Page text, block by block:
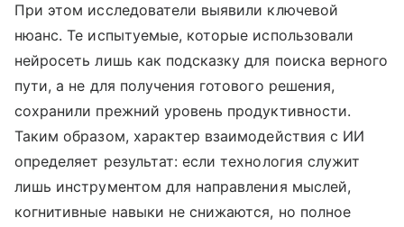
При этом исследователи выявили ключевой
нюанс. Те испытуемые, которые использовали
нейросеть лишь как подсказку для поиска верного
пути, а не для получения готового решения,
сохранили прежний уровень продуктивности.
Таким образом, характер взаимодействия с ИИ
определяет результат: если технология служит
лишь инструментом для направления мыслей,
когнитивные навыки не снижаются, но полное